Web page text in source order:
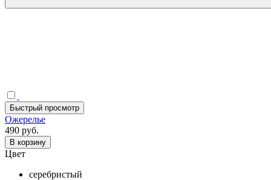
Быстрый просмотр
Ожерелье
490 руб.
В корзину
Цвет
серебристый